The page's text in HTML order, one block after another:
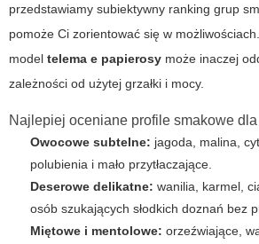
przedstawiamy subiektywny ranking grup
pomoże Ci zorientować się w
model telema e papierosy może inaczej
zależności od użytej grzałki i mocy.
Najlepiej oceniane profile smakowe
Owocowe subtelne: jagoda, malina,
polubienia i mało przytłaczające.
Deserowe delikatne: wanilia, karmel,
osób szukających słodkich doznań bez
Miętowe i mentolowe: orzeźwiające,